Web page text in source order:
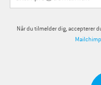
Når du tilmelder dig, accepterer